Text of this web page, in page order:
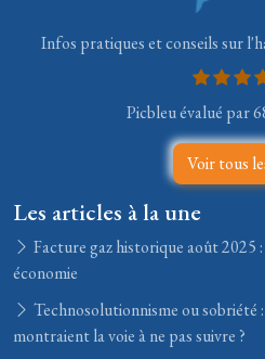
Infos pratiques et conseils sur
Picbleu évalué par
Voir tous
Les articles à la une
Facture gaz historique août 2025
économie
Technosolutionnisme ou sobriété
montraient la voie à ne pas suivre ?